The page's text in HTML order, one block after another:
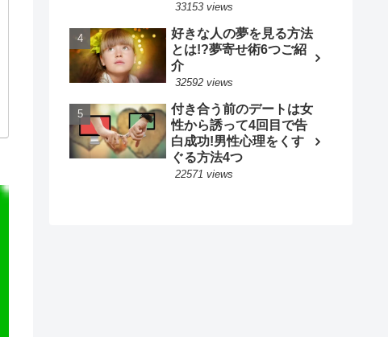
33153 views
好きな人の夢を見る方法
とは!?夢寄せ術6つご紹
介
32592 views
付き合う前のデートは女
性から誘って4回目で告
白成功!男性心理をくす
ぐる方法4つ
22571 views